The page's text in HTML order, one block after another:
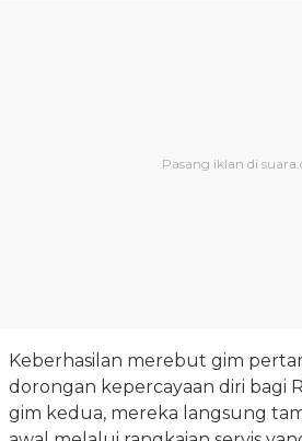
Keberhasilan merebut gim
dorongan kepercayaan diri bagi
gim kedua, mereka langsung